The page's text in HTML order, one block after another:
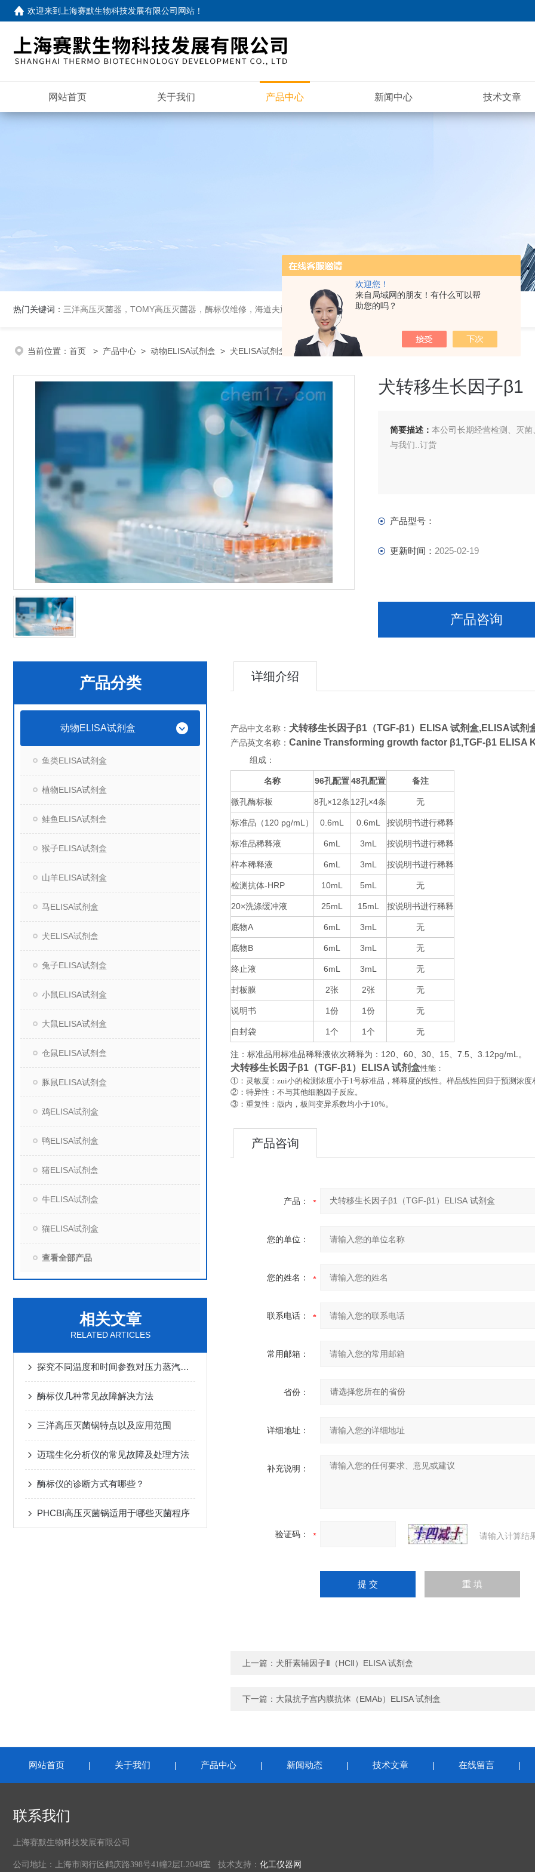
欢迎您！
来自局域网的朋友！有什么可以帮
助您的吗？
欢迎来到 上海赛默生物科技发展有限公司网站 ！
网站首页 关于我们 产品中心 新闻中心 技术文章
热门关键词： 三洋高压灭菌器，TOMY高压灭菌器，酶标仪维修，海道夫旋转蒸发仪
当前位置： 首页 > 产品中心 > 动物ELISA试剂盒 > 犬ELISA试剂盒 > 犬转移生长因子β1（TGF-β1）ELISA 试剂盒
犬转移生长因子β1
简要描述：本公司长期经营检测、灭
与我们..订货
产品型号：
更新时间： 2025-02-19
产品咨询
产品分类
动物ELISA试剂盒
鱼类ELISA试剂盒
植物ELISA试剂盒
鲑鱼ELISA试剂盒
猴子ELISA试剂盒
山羊ELISA试剂盒
马ELISA试剂盒
犬ELISA试剂盒
兔子ELISA试剂盒
小鼠ELISA试剂盒
大鼠ELISA试剂盒
仓鼠ELISA试剂盒
豚鼠ELISA试剂盒
鸡ELISA试剂盒
鸭ELISA试剂盒
猪ELISA试剂盒
牛ELISA试剂盒
猫ELISA试剂盒
查看全部产品
相关文章
RELATED ARTICLES
探究不同温度和时间参数对压力蒸汽灭菌器灭菌效果的影响
酶标仪几种常见故障解决方法
三洋高压灭菌锅特点以及应用范围
迈瑞生化分析仪的常见故障及处理方法
酶标仪的诊断方式有哪些？
PHCBI高压灭菌锅适用于哪些灭菌程序
详细介绍
产品中文名称： 犬转移生长因子β1（TGF-β1）ELISA 试剂盒,ELISA试剂
产品英文名称： Canine Transforming growth factor β1,TGF-β1
组成：
名称 96孔配置 48孔配置 备注
微孔酶标板 8孔×12条 12孔×4条 无
标准品（120 pg/mL ） 0.6mL 0.6mL 按说明书进行稀释
标准品稀释液 6mL 3mL 按说明书进行稀释
样本稀释液 6mL 3mL 按说明书进行稀释
检测抗体-HRP 10mL 5mL 无
20×洗涤缓冲液 25mL 15mL 按说明书进行稀释
底物A 6mL 3mL 无
底物B 6mL 3mL 无
终止液 6mL 3mL 无
封板膜 2张 2张 无
说明书 1 份 1 份 无
自封袋 1 个 1 个 无
注：标准品用标准品稀释液依次稀释为： 120、 60、 30、 15、 7.5、 3.12pg/mL。
犬转移生长因子β1（TGF-β1）ELISA 试剂盒性能：
①：灵敏度：zui小的检测浓度小于1号标准品，稀释度的线性。样品线性回归于预测浓度
②：特异性：不与其他细胞因子反应。
③：重复性：版内，板间变异系数均小于10%。
产品咨询
产品：
您的单位：
您的姓名：
联系电话：
常用邮箱：
省份：
详细地址：
补充说明：
验证码： 请输入计算结
上一篇： 犬肝素辅因子Ⅱ（HCⅡ）ELISA 试剂盒
下一篇： 大鼠抗子宫内膜抗体（EMAb）ELISA 试剂盒
网站首页 | 关于我们 | 产品中心 | 新闻动态 | 技术文章 | 在线留言 |
联系我们
上海赛默生物科技发展有限公司
公司地址：上海市闵行区鹤庆路398号41幢2层L2048室 技术支持： 化工仪器网